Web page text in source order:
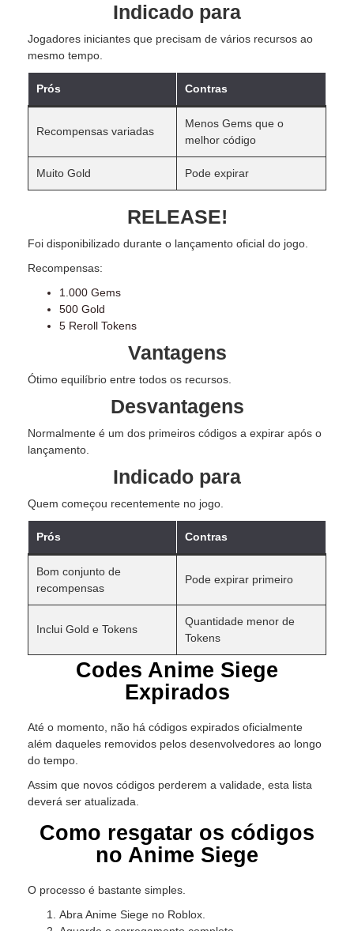
Indicado para
Jogadores iniciantes que precisam de vários recursos ao
mesmo tempo.
Prós Contras
Recompensas variadas
Menos Gems que o
melhor código
Muito Gold Pode expirar
RELEASE!
Foi disponibilizado durante o lançamento oficial do jogo.
Recompensas:
1.000 Gems
500 Gold
5 Reroll Tokens
Vantagens
Ótimo equilíbrio entre todos os recursos.
Desvantagens
Normalmente é um dos primeiros códigos a expirar após o
lançamento.
Indicado para
Quem começou recentemente no jogo.
Prós Contras
Bom conjunto de
recompensas
Pode expirar primeiro
Inclui Gold e Tokens
Quantidade menor de
Tokens
Codes Anime Siege
Expirados
Até o momento, não há códigos expirados oficialmente
além daqueles removidos pelos desenvolvedores ao longo
do tempo.
Assim que novos códigos perderem a validade, esta lista
deverá ser atualizada.
Como resgatar os códigos
no Anime Siege
O processo é bastante simples.
Abra Anime Siege no Roblox.